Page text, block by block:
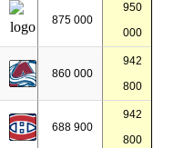
875 000
950
000
860 000
942
800
688 900
942
800